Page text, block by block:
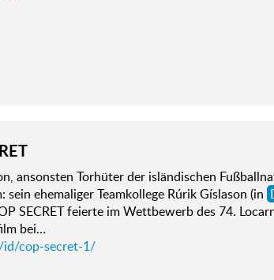
ansonsten Torhüter der isländischen
sein ehemaliger Teamkollege Rúrik Gíslason (in
SECRET feierte im Wettbewerb des 74.
bei…
cop-secret-1/